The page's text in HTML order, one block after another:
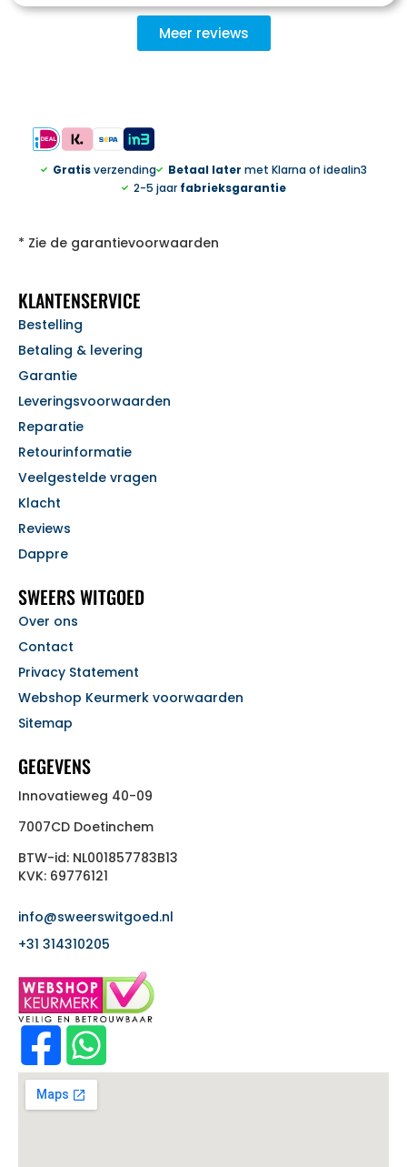
Meer reviews
Gratisverzending Betaal later met Klarna of idealin3
2-5 jaar fabrieksgarantie
* Zie de garantievoorwaarden
KLANTENSERVICE
Bestelling
Betaling & levering
Garantie
Leveringsvoorwaarden
Reparatie
Retourinformatie
Veelgestelde vragen
Klacht
Reviews
Dappre
SWEERS WITGOED
Over ons
Contact
Privacy Statement
Webshop Keurmerk voorwaarden
Sitemap
GEGEVENS
Innovatieweg 40-09
7007CD Doetinchem
BTW-id: NL001857783B13
KVK: 69776121
info@sweerswitgoed.nl
+31 314310205